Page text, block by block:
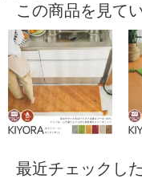
この商品を見て
最近チェックし